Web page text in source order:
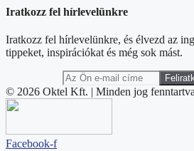
Iratkozz fel hírlevelünkre
Iratkozz fel hírlevelünkre, és élvezd az
tippeket, inspirációkat és még sok mást.
© 2026 Oktel Kft. | Minden jog
Facebook-f